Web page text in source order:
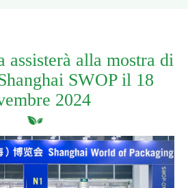
assisterà alla mostra di
SWOP il 18
2024